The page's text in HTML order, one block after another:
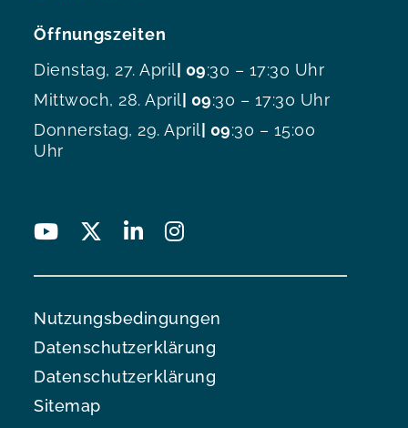
Öffnungszeiten
Dienstag, 27. April| 09:30 – 17:30 Uhr
Mittwoch, 28. April| 09:30 – 17:30 Uhr
Donnerstag, 29. April| 09:30 – 15:00
Uhr
Nutzungsbedingungen
Datenschutzerklärung
Datenschutzerklärung
Sitemap